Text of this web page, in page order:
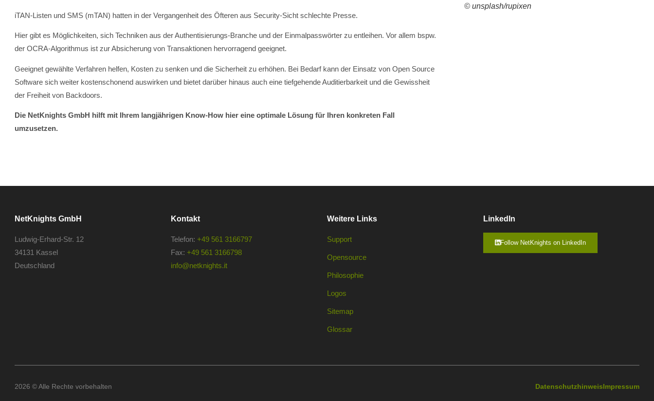
iTAN-Listen und SMS (mTAN) hatten in der Vergangenheit des Öfteren aus Security-Sicht schlechte Presse.
Hier gibt es Möglichkeiten, sich Techniken aus der Authentisierungs-Branche und der Einmalpasswörter zu entleihen. Vor allem bspw.
der OCRA-Algorithmus ist zur Absicherung von Transaktionen hervorragend geeignet.
Geeignet gewählte Verfahren helfen, Kosten zu senken und die Sicherheit zu erhöhen. Bei Bedarf kann der Einsatz von Open Source
Software sich weiter kostenschonend auswirken und bietet darüber hinaus auch eine tiefgehende Auditierbarkeit und die Gewissheit
der Freiheit von Backdoors.
Die NetKnights GmbH hilft mit Ihrem langjährigen Know-How hier eine optimale Lösung für Ihren konkreten Fall
umzusetzen.
© unsplash/rupixen
NetKnights GmbH
Ludwig-Erhard-Str. 12
34131 Kassel
Deutschland
Kontakt
Telefon: +49 561 3166797
Fax: +49 561 3166798
info@netknights.it
Weitere Links
Support
Opensource
Philosophie
Logos
Sitemap
Glossar
LinkedIn
Follow NetKnights on LinkedIn
2026 © Alle Rechte vorbehalten DatenschutzhinweisImpressum